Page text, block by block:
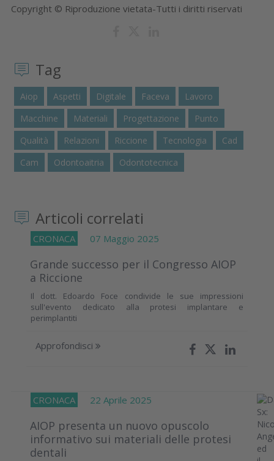
Copyright © Riproduzione vietata-Tutti i diritti riservati
Tag
Aiop Aspetti Digitale Faceva
Lavoro
Macchine
Materiali Progettazione
Punto
Qualità
Relazioni Riccione Tecnologia
Cad
Cam
Odontoaitria Odontotecnica
Articoli correlati
CRONACA 07 Maggio 2025
Grande successo per il Congresso AIOP
a Riccione
Il dott. Edoardo Foce condivide le sue impressioni
sull'evento dedicato alla protesi implantare e
perimplantiti
Approfondisci
CRONACA 22 Aprile 2025
AIOP presenta un nuovo opuscolo
informativo sui materiali delle protesi
dentali